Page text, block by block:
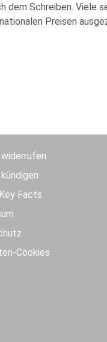
Schreiben. Viele
Preisen
Facts
Cookies